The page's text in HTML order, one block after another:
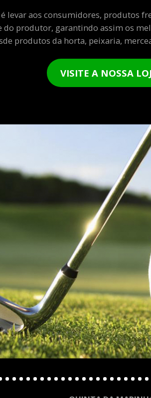
levar aos consumidores, produtos
do produtor, garantindo assim os
produtos da horta, peixaria,
VISITE A NOSSA